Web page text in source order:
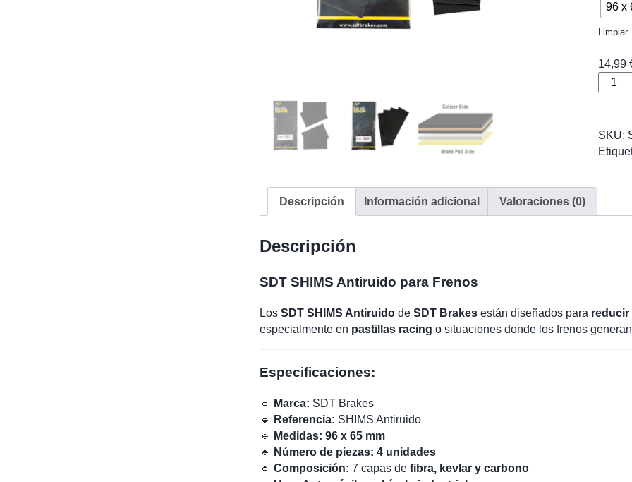
96 x
Limpiar
14,99
SDT
para
SKU:
Descripción Información adicional Valoraciones (0)
Descripción
SDT SHIMS Antiruido para Frenos
Los SDT SHIMS Antiruido de SDT Brakes están diseñados para reducir
especialmente en pastillas racing o situaciones donde los frenos
Especificaciones:
🔹 Marca: SDT Brakes
🔹
Referencia: SHIMS Antiruido
🔹
Medidas: 96 x 65 mm
🔹
Número de piezas: 4 unidades
🔹 Composición: 7 capas de fibra, kevlar y carbono